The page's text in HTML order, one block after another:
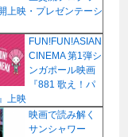
上映・プレゼンテーシ
FUN!FUN!ASIAN
CINEMA 第1弾シ
ンガポール映画
『881 歌え！パ
上映
映画で読み解く
サンシャワー